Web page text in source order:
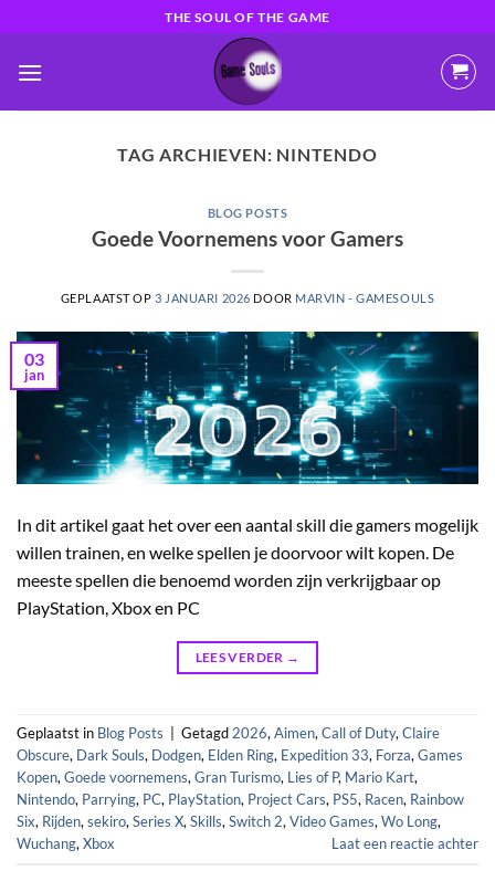
naar
inhoud
THE SOUL OF THE GAME
TAG ARCHIEVEN: NINTENDO
BLOG POSTS
Goede Voornemens voor Gamers
GEPLAATST OP 3 JANUARI 2026 DOOR MARVIN - GAMESOULS
03
jan
In dit artikel gaat het over een aantal skill die gamers mogelijk
willen trainen, en welke spellen je doorvoor wilt kopen. De
meeste spellen die benoemd worden zijn verkrijgbaar op
PlayStation, Xbox en PC
LEES VERDER →
Geplaatst in Blog Posts Getagd 2026, Aimen, Call of Duty, Claire
Obscure, Dark Souls, Dodgen, Elden Ring, Expedition 33, Forza, Games
Kopen, Goede voornemens, Gran Turismo, Lies of P, Mario Kart,
Nintendo, Parrying, PC, PlayStation, Project Cars, PS5, Racen, Rainbow
Six, Rijden, sekiro, Series X, Skills, Switch 2, Video Games, Wo Long,
Wuchang, Xbox Laat een reactie achter